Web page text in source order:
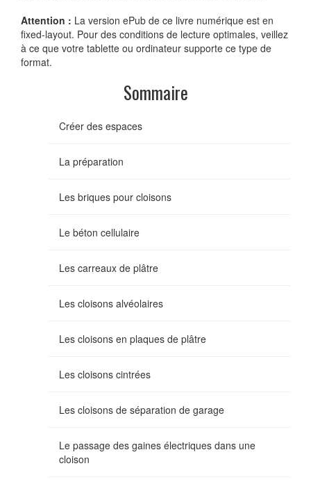
Attention : La version ePub de ce livre numérique est en
fixed-layout. Pour des conditions de lecture optimales, veillez
à ce que votre tablette ou ordinateur supporte ce type de
format.
Sommaire
Créer des espaces
La préparation
Les briques pour cloisons
Le béton cellulaire
Les carreaux de plâtre
Les cloisons alvéolaires
Les cloisons en plaques de plâtre
Les cloisons cintrées
Les cloisons de séparation de garage
Le passage des gaines électriques dans une
cloison